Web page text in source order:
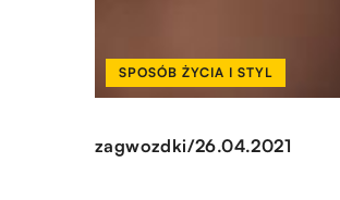
SPOSÓB ŻYCIA I STYL
zagwozdki/26.04.2021